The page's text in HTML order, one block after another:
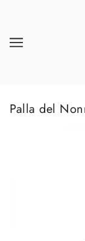
Palla del